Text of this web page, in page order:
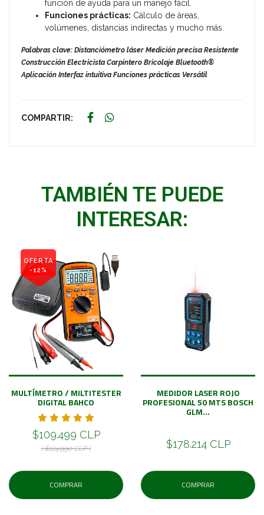
función de ayuda para un manejo fácil.
Funciones prácticas: Cálculo de áreas,
volúmenes, distancias indirectas y mucho más.
Palabras clave: Distanciómetro láser Medición precisa Resistente
Construcción Electricista Carpintero Bricolaje Bluetooth®
Aplicación Interfaz intuitiva Funciones prácticas Versátil
COMPARTIR:
TAMBIÉN TE PUEDE
INTERESAR:
OFERTA
-12%
MULTÍMETRO / MILTITESTER
DIGITAL BAHCO
$109.499 CLP
( $124.990 CLP )
COMPRAR
MEDIDOR LASER ROJO
PROFESIONAL 50 MTS BOSCH
GLM...
$178.214 CLP
COMPRAR